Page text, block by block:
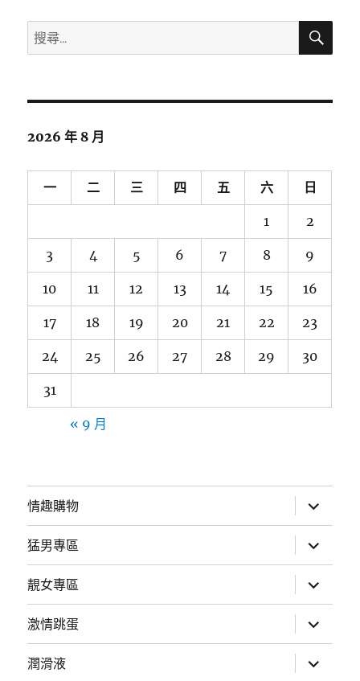
搜
尋
鍵
搜
2026 年 8 月
一 二 三 四 五 六 日
1 2
3 4 5 6 7 8 9
10 11 12 13 14 15 16
17 18 19 20 21 22 23
24 25 26 27 28 29 30
31
« 9 月
情趣購物
開
子
選
單
猛男專區
開
子
選
單
靚女專區
開
子
選
單
激情跳蛋
開
子
選
單
潤滑液
開